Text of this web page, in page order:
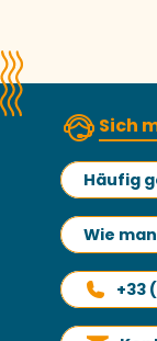
Sich
Häufig
Wie
+33